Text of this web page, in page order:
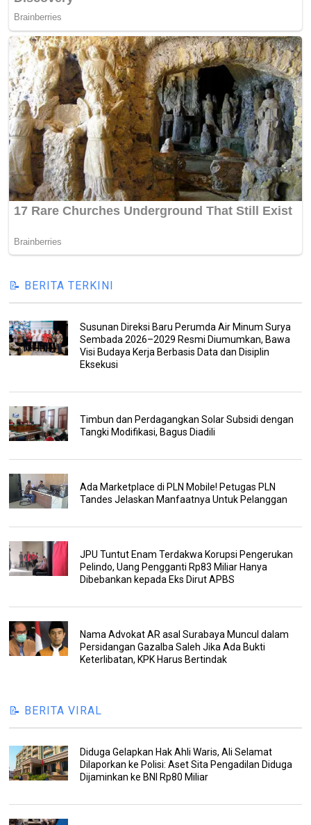
📝 BERITA TERKINI
Susunan Direksi Baru Perumda Air Minum Surya
Sembada 2026–2029 Resmi Diumumkan, Bawa
Visi Budaya Kerja Berbasis Data dan Disiplin
Eksekusi
Timbun dan Perdagangkan Solar Subsidi dengan
Tangki Modifikasi, Bagus Diadili
Ada Marketplace di PLN Mobile! Petugas PLN
Tandes Jelaskan Manfaatnya Untuk Pelanggan
JPU Tuntut Enam Terdakwa Korupsi Pengerukan
Pelindo, Uang Pengganti Rp83 Miliar Hanya
Dibebankan kepada Eks Dirut APBS
Nama Advokat AR asal Surabaya Muncul dalam
Persidangan Gazalba Saleh Jika Ada Bukti
Keterlibatan, KPK Harus Bertindak
📝 BERITA VIRAL
Diduga Gelapkan Hak Ahli Waris, Ali Selamat
Dilaporkan ke Polisi: Aset Sita Pengadilan Diduga
Dijaminkan ke BNI Rp80 Miliar